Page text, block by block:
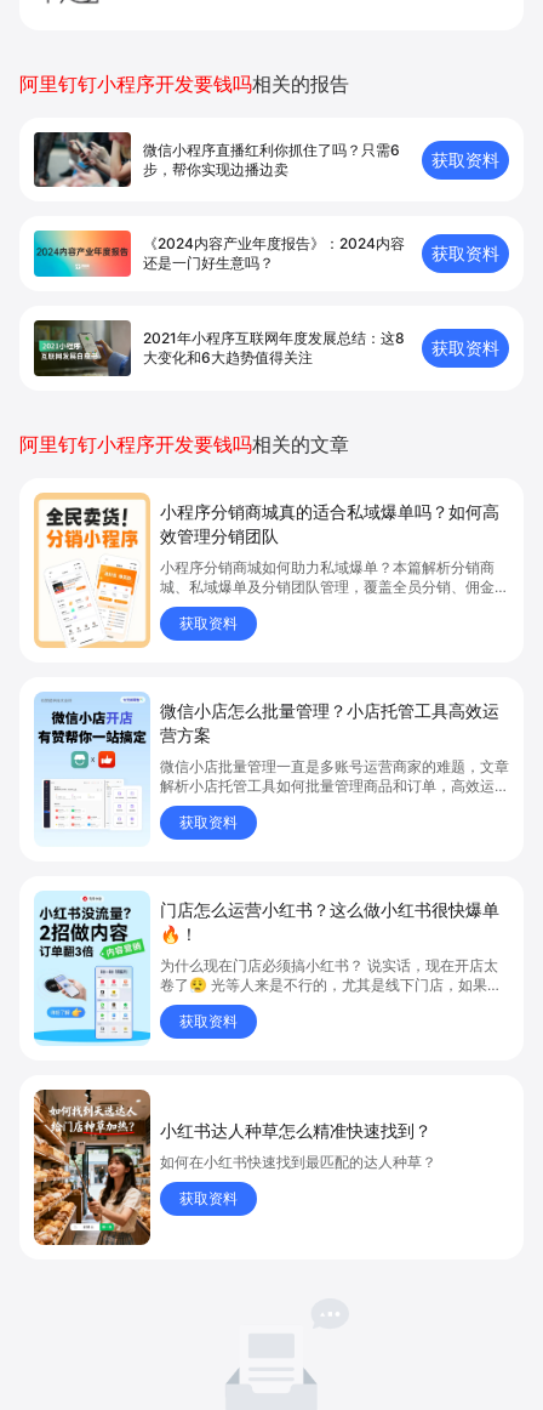
阿里钉钉小程序开发要钱吗相关的报告
微信小程序直播红利你抓住了吗？只需6
步，帮你实现边播边卖
获取资料
《2024内容产业年度报告》：2024内容
还是一门好生意吗？
获取资料
2021年小程序互联网年度发展总结：这8
大变化和6大趋势值得关注
获取资料
阿里钉钉小程序开发要钱吗相关的文章
小程序分销商城真的适合私域爆单吗？如何高
效管理分销团队
小程序分销商城如何助力私域爆单？本篇解析分销商
城、私域爆单及分销团队管理，覆盖全员分销、佣金结
算、企微绑定等场景，帮助品牌和商家高效管理分销团
队，实现分销业绩持续增长。立即了解分销商城核心功
能，点击获取私域运营新思路。
获取资料
微信小店怎么批量管理？小店托管工具高效运
营方案
微信小店批量管理一直是多账号运营商家的难题，文章
解析小店托管工具如何批量管理商品和订单，高效运营
多账号微信小店。通过智能同步、AI运营托管和丰富营
销玩法，全面提升门店管理效率。点击了解微信小店批
量管理、高效托管的实用方案！
获取资料
门店怎么运营小红书？这么做小红书很快爆单
🔥！
为什么现在门店必须搞小红书？ 说实话，现在开店太
卷了😮‍💨 光等人来是不行的，尤其是线下门店，如果你
还没开始做小红书，那真的就是“闭着眼放弃客流”🚪
💸 获取资料
小红书达人种草怎么精准快速找到？
如何在小红书快速找到最匹配的达人种草？
获取资料